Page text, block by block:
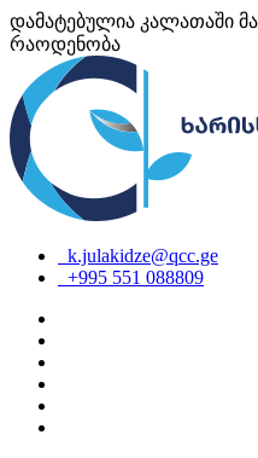
დამატებულია კალათაში
რაოდენობა
k.julakidze@qcc.ge
+995 551 088809